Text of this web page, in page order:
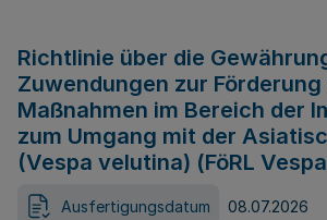
Richtlinie über die
Zuwendungen zur Förderung
Maßnahmen im Bereich der
zum Umgang mit der
(Vespa velutina) (FöRL
Ausfertigungsdatum 08.07.2026